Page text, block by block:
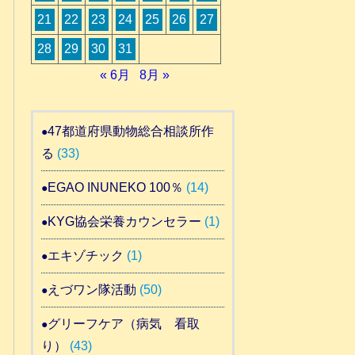
21 22 23 24 25 26 27
28 29 30
31
« 6月
8月 »
47都道府県動物総合相談所作
る (33)
EGAO INUNEKO 100％ (14)
KYG協会栄養カウンセラー (1)
エキゾチック (1)
えづワン隊活動 (50)
グリーフケア（病気 看取
り）
(43)